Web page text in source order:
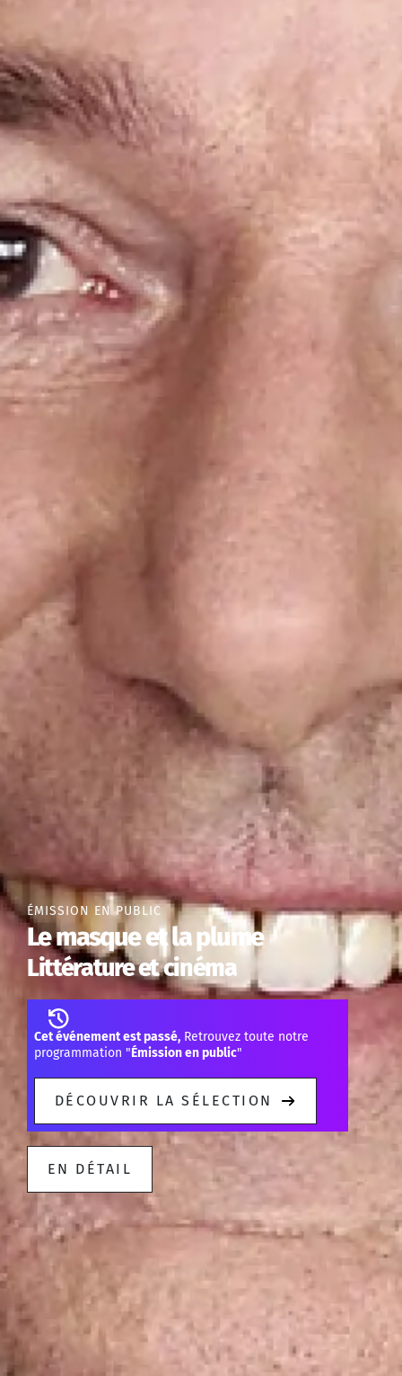
ÉMISSION EN PUBLIC
Le masque et la plume
Littérature et cinéma
Cet événement est passé, Retrouvez toute notre
programmation "Émission en public"
DÉCOUVRIR LA SÉLECTION
EN DÉTAIL